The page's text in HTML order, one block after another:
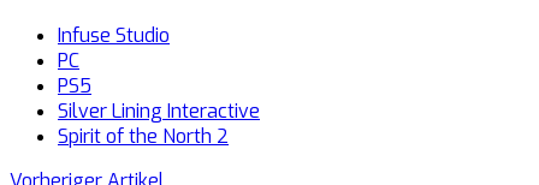
Infuse Studio
PC
PS5
Silver Lining Interactive
Spirit of the North 2